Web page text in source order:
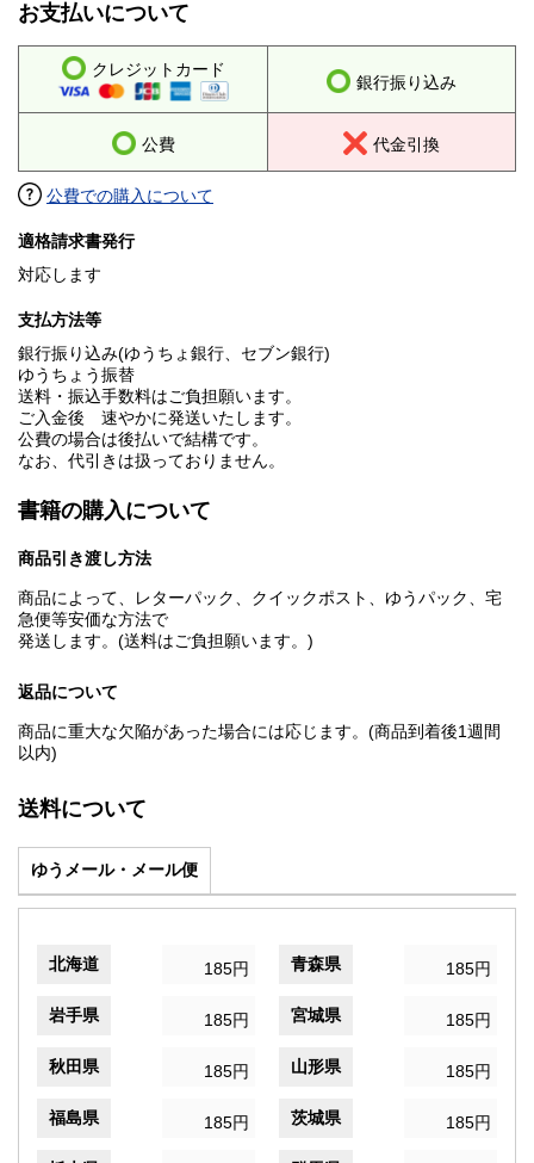
お支払いについて
クレジットカード
銀行振り込み
公費 代金引換
公費での購入について
適格請求書発行
対応します
支払方法等
銀行振り込み(ゆうちょ銀行、セブン銀行)
ゆうちょう振替
送料・振込手数料はご負担願います。
ご入金後 速やかに発送いたします。
公費の場合は後払いで結構です。
なお、代引きは扱っておりません。
書籍の購入について
商品引き渡し方法
商品によって、レターパック、クイックポスト、ゆうパック、宅
急便等安価な方法で
発送します。(送料はご負担願います。)
返品について
商品に重大な欠陥があった場合には応じます。(商品到着後1週間
以内)
送料について
ゆうメール・メール便
北海道 185円 青森県 185円
岩手県 185円 宮城県 185円
秋田県 185円 山形県 185円
福島県 185円 茨城県 185円